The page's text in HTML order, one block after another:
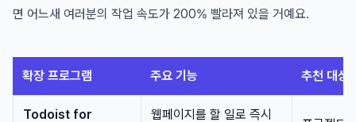
면 어느새 여러분의 작업 속도가 200% 빨라져 있을 거예요.
확장 프로그램 주요 기능 추천 대상
Todoist for 웹페이지를 할 일로 즉시